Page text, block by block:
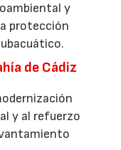
y
protección
de Cádiz
y al refuerzo